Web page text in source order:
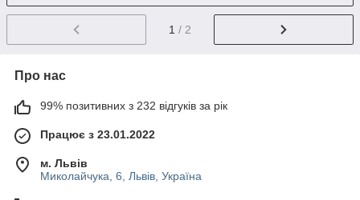
1 / 2
Про нас
99% позитивних з 232 відгуків за рік
Працює з 23.01.2022
м. Львів
Миколайчука, 6, Львів, Україна